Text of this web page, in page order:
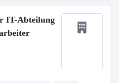
IT-Abteilung